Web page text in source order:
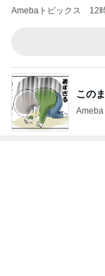
Amebaトピックス 12
この
Ameba